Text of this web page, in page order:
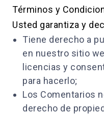
Términos y
Usted garantiza y
Tiene derecho a
en nuestro sitio
licencias y
para hacerlo;
Los Comentarios
derecho de